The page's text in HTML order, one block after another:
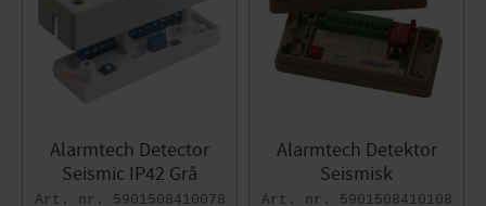
Alarmtech Detector
Seismic IP42 Grå
5901508410078
Alarmtech Detektor
Seismisk
5901508410108